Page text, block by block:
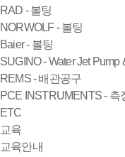
RAD - 볼팅
NORWOLF - 볼팅
Baier - 볼팅
SUGINO - Water Jet Pump
REMS - 배관공구
PCE INSTRUMENTS - 측
ETC
교육
교육안내